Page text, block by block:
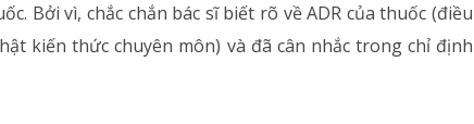
Bởi vì, chắc chắn bác sĩ biết rõ về ADR của thuốc (điều
kiến thức chuyên môn) và đã cân nhắc trong chỉ định